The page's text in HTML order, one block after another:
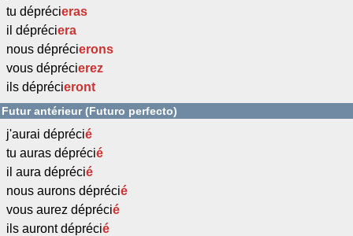
tu déprécieras
il dépréciera
nous déprécierons
vous déprécierez
ils déprécieront
Futur antérieur (Futuro perfecto)
j'aurai déprécié
tu auras déprécié
il aura déprécié
nous aurons déprécié
vous aurez déprécié
ils auront déprécié